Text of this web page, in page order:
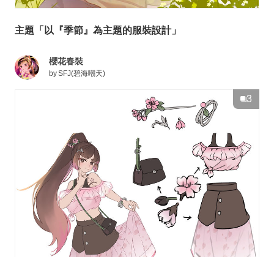
主題「以『季節』為主題的服裝設計」
櫻花春裝
bySFJ(碧海嘲天)
3